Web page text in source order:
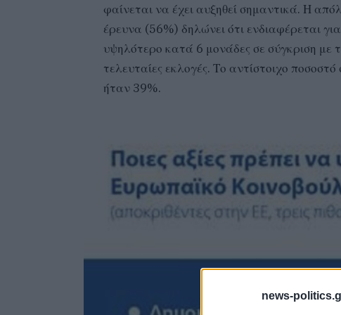
news-
φαίνεται να έχει αυξηθεί σημαντικά. Η
έρευνα (56%) δηλώνει ότι ενδιαφέρεται
υψηλότερο κατά 6 μονάδες σε σύγκριση με
τελευταίες εκλογές. Το αντίστοιχο
ήταν 39%.